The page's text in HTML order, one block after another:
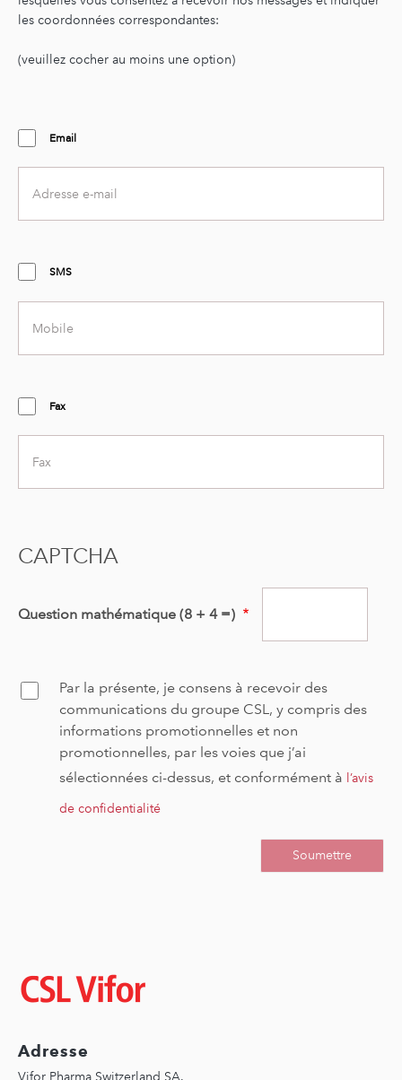
les coordonnées correspondantes:
(veuillez cocher au moins une option)
Email
Email
SMS
Mobile
Fax
Fax
CAPTCHA
Question mathématique (8 + 4 =)
ConfirmPar la présente, je consens à recevoir des
communications du groupe CSL, y compris des
informations promotionnelles et non
promotionnelles, par les voies que j’ai
sélectionnées ci-dessus, et conformément à l’avis
de confidentialité
Image
Adresse